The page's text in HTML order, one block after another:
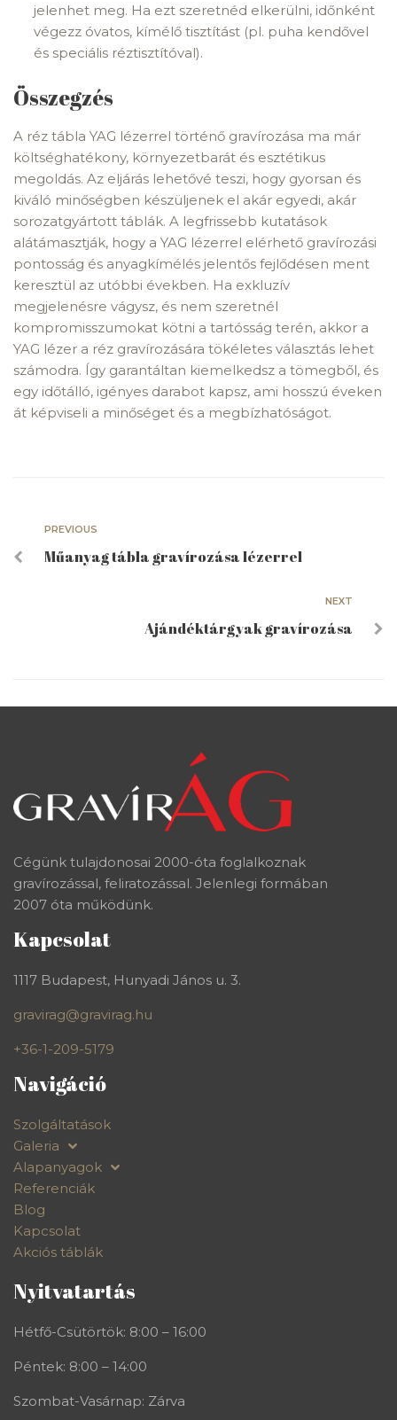
jelenhet meg. Ha ezt szeretnéd elkerülni, időnként
végezz óvatos, kímélő tisztítást (pl. puha kendővel
és speciális réztisztítóval).
Összegzés
A réz tábla YAG lézerrel történő gravírozása ma már
költséghatékony, környezetbarát és esztétikus
megoldás. Az eljárás lehetővé teszi, hogy gyorsan és
kiváló minőségben készüljenek el akár egyedi, akár
sorozatgyártott táblák. A legfrissebb kutatások
alátámasztják, hogy a YAG lézerrel elérhető gravírozási
pontosság és anyagkímélés jelentős fejlődésen ment
keresztül az utóbbi években. Ha exkluzív
megjelenésre vágysz, és nem szeretnél
kompromisszumokat kötni a tartósság terén, akkor a
YAG lézer a réz gravírozására tökéletes választás lehet
számodra. Így garantáltan kiemelkedsz a tömegből, és
egy időtálló, igényes darabot kapsz, ami hosszú éveken
át képviseli a minőséget és a megbízhatóságot.
PREVIOUS
Műanyag tábla gravírozása lézerrel
NEXT
Ajándéktárgyak gravírozása
Cégünk tulajdonosai 2000-óta foglalkoznak
gravírozással, feliratozással. Jelenlegi formában
2007 óta működünk.
Kapcsolat
1117 Budapest, Hunyadi János u. 3.
gravirag@gravirag.hu
+36-1-209-5179
Navigáció
Szolgáltatások
Galeria
Alapanyagok
Referenciák
Blog
Kapcsolat
Akciós táblák
Nyitvatartás
Hétfő-Csütörtök: 8:00 – 16:00
Péntek: 8:00 – 14:00
Szombat-Vasárnap: Zárva